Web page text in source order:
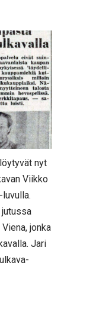
nyt
Viikko
jonka
Jari